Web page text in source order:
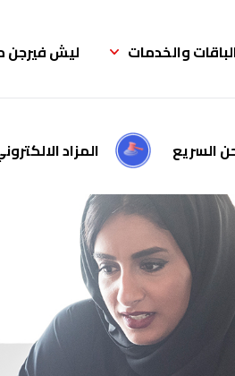
والخدمات ليش فيرجن
السريع المزاد